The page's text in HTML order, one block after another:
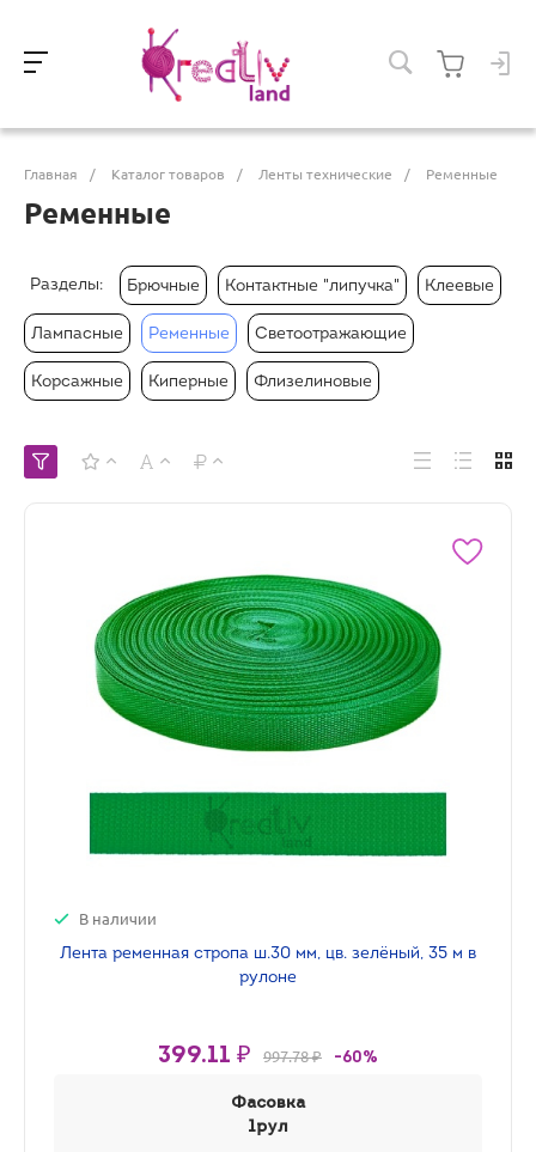
Главная / Каталог товаров / Ленты технические / Ременные
Ременные
Разделы: Брючные Контактные "липучка" Клеевые
Лампасные Ременные Светоотражающие
Корсажные Киперные Флизелиновые
В наличии
Лента ременная стропа ш.30 мм, цв. зелёный, 35 м в
рулоне
399.11 ₽ 997.78 ₽ -60%
Фасовка
1рул